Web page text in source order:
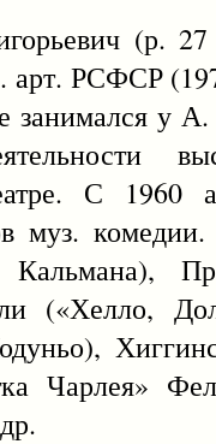
(р.
арт. РСФСР
занимался у
С 1960
муз.
Кальмана),
(«Хелло,
Чарлея»